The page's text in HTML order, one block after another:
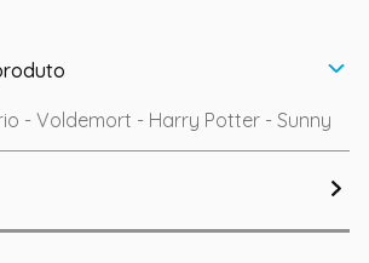
- Voldemort - Harry Potter - Sunny